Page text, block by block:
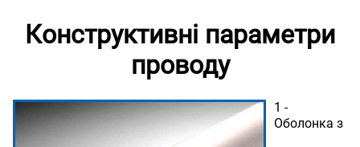
Конструктивні параметри
проводу
1 -
Оболонка з